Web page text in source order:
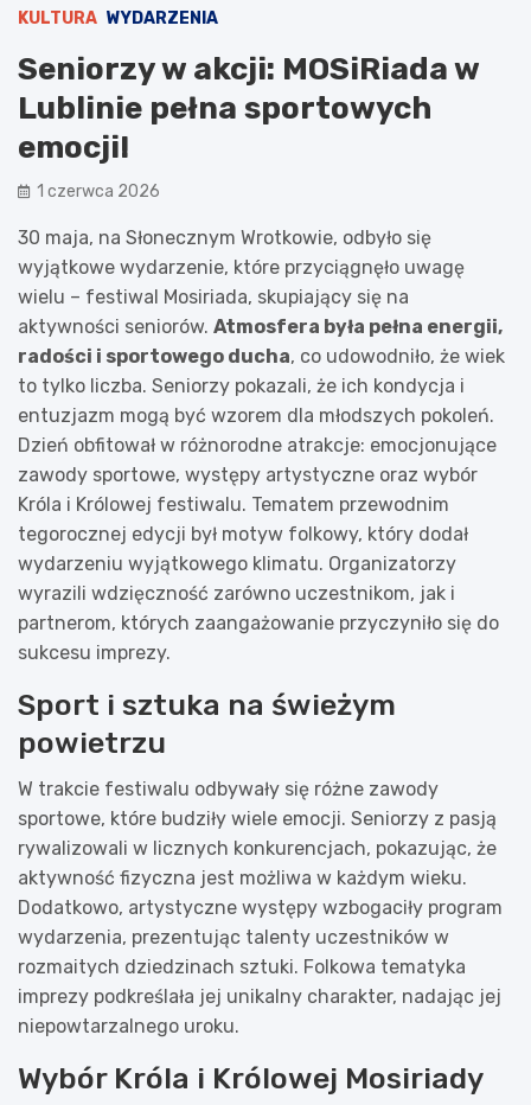
KULTURA WYDARZENIA
Seniorzy w akcji: MOSiRiada w
Lublinie pełna sportowych
emocji!
1 czerwca 2026
30 maja, na Słonecznym Wrotkowie, odbyło się
wyjątkowe wydarzenie, które przyciągnęło uwagę
wielu – festiwal Mosiriada, skupiający się na
aktywności seniorów. Atmosfera była pełna energii,
radości i sportowego ducha, co udowodniło, że wiek
to tylko liczba. Seniorzy pokazali, że ich kondycja i
entuzjazm mogą być wzorem dla młodszych pokoleń.
Dzień obfitował w różnorodne atrakcje: emocjonujące
zawody sportowe, występy artystyczne oraz wybór
Króla i Królowej festiwalu. Tematem przewodnim
tegorocznej edycji był motyw folkowy, który dodał
wydarzeniu wyjątkowego klimatu. Organizatorzy
wyrazili wdzięczność zarówno uczestnikom, jak i
partnerom, których zaangażowanie przyczyniło się do
sukcesu imprezy.
Sport i sztuka na świeżym
powietrzu
W trakcie festiwalu odbywały się różne zawody
sportowe, które budziły wiele emocji. Seniorzy z pasją
rywalizowali w licznych konkurencjach, pokazując, że
aktywność fizyczna jest możliwa w każdym wieku.
Dodatkowo, artystyczne występy wzbogaciły program
wydarzenia, prezentując talenty uczestników w
rozmaitych dziedzinach sztuki. Folkowa tematyka
imprezy podkreślała jej unikalny charakter, nadając jej
niepowtarzalnego uroku.
Wybór Króla i Królowej Mosiriady